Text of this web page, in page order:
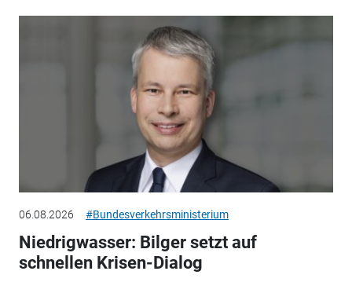
06.08.2026 #Bundesverkehrsministerium
Niedrigwasser: Bilger setzt auf
schnellen Krisen-Dialog